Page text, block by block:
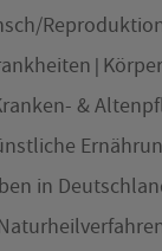
&
in